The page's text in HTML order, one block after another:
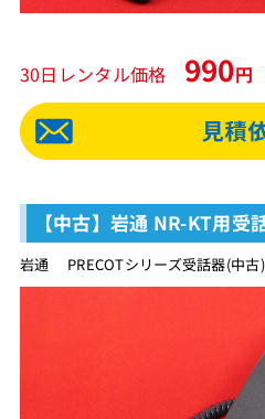
30日レンタル価格 990円
【中古】岩通 NR-KT用受
岩通 PRECOTシリーズ受話器(中